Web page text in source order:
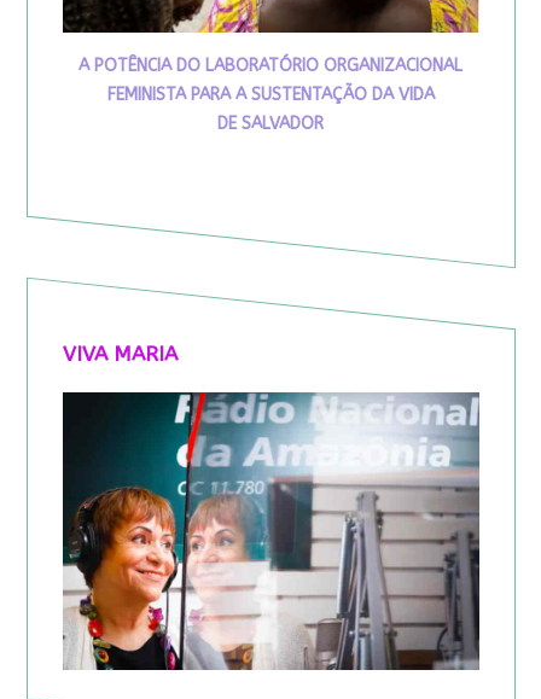
A POTÊNCIA DO LABORATÓRIO ORGANIZACIONAL
FEMINISTA PARA A SUSTENTAÇÃO DA VIDA
DE SALVADOR
VIVA MARIA